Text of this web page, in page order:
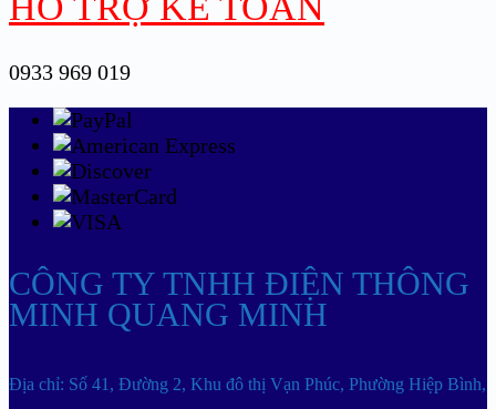
0933 969 019
CÔNG TY TNHH ĐIỆN THÔNG
MINH QUANG MINH
Địa chỉ: Số 41, Đường 2, Khu đô thị Vạn Phúc, Phường Hiệp Bình,